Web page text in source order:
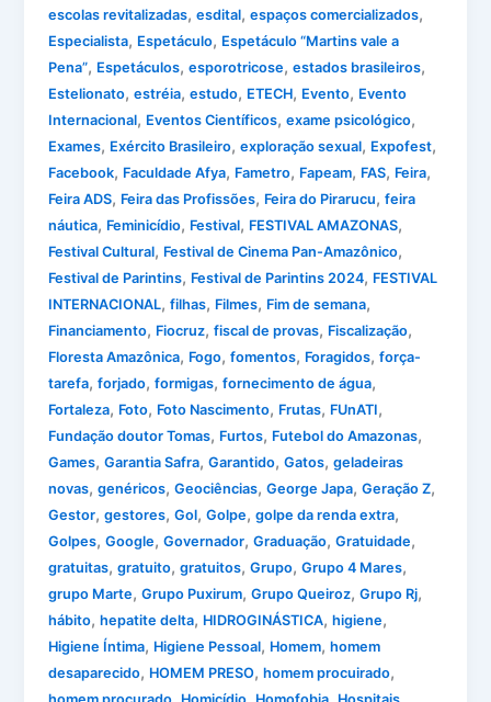
escolas revitalizadas,esdital,espaços comercializados,
Especialista, Espetáculo, Espetáculo “Martins vale a
Pena”, Espetáculos,esporotricose,estados brasileiros,
Estelionato,estréia,estudo, ETECH, Evento, Evento
Internacional, Eventos Científicos,exame psicológico,
Exames, Exército Brasileiro,exploração sexual, Expofest,
Facebook, Faculdade Afya, Fametro, Fapeam, FAS, Feira,
Feira ADS, Feira das Profissões, Feira do Pirarucu,feira
náutica, Feminicídio, Festival, FESTIVAL AMAZONAS,
Festival Cultural, Festival de Cinema Pan-Amazônico,
Festival de Parintins, Festival de Parintins 2024, FESTIVAL
INTERNACIONAL,filhas, Filmes, Fim de semana,
Financiamento, Fiocruz,fiscal de provas, Fiscalização,
Floresta Amazônica, Fogo,fomentos, Foragidos,força-
tarefa,forjado,formigas,fornecimento de água,
Fortaleza, Foto, Foto Nascimento, Frutas, FUnATI,
Fundação doutor Tomas, Furtos, Futebol do Amazonas,
Games,Garantia Safra,Garantido,Gatos,geladeiras
novas,genéricos,Geociências,George Japa,Geração Z,
Gestor,gestores,Gol,Golpe,golpe da renda extra,
Golpes,Google,Governador,Graduação,Gratuidade,
gratuitas,gratuito,gratuitos,Grupo,Grupo 4 Mares,
grupo Marte,Grupo Puxirum,Grupo Queiroz,Grupo Rj,
hábito,hepatite delta, HIDROGINÁSTICA,higiene,
Higiene Íntima, Higiene Pessoal, Homem,homem
desaparecido, HOMEM PRESO,homem procuirado,